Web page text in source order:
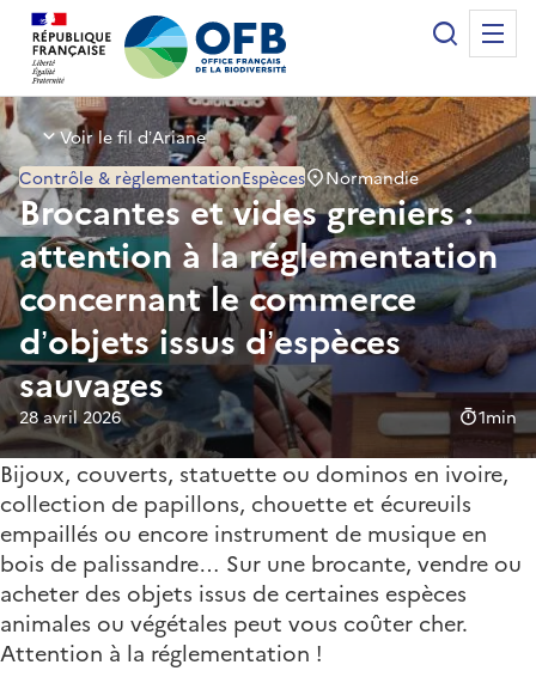
Office français de la biodiversité
Recherche
Voir le fil d’Ariane
Brocantes et vides greniers :
attention à la réglementation
concernant le commerce
d’objets issus d’espèces
sauvages
Contrôle & règlementationEspèces Normandie
28 avril 2026 Temps
1min
Bijoux, couverts, statuette ou dominos en ivoire,
collection de papillons, chouette et écureuils
empaillés ou encore instrument de musique en
bois de palissandre… Sur une brocante, vendre ou
acheter des objets issus de certaines espèces
animales ou végétales peut vous coûter cher.
Attention à la réglementation !
Panneau de gestion des cookies